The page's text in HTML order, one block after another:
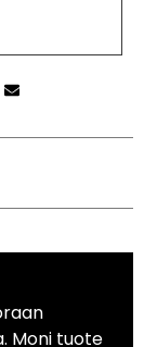
Moni tuote